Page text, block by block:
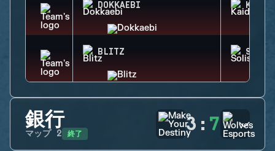
DOKKAEBI KAID
BLITZ SOLIS
銀行
マップ 2 終了 3 : 7